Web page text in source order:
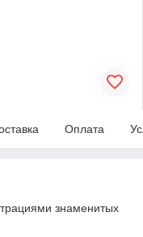
Оплата
знаменитых